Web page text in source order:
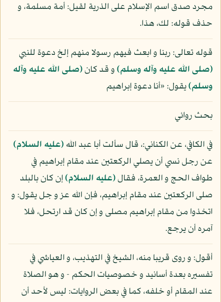
مجرد صدق اسم الإسلام على الذرية لقيل: أمة مسلمة، و
حذف قوله: لك، هذا.
قوله تعالى: ربنا و ابعث فيهم رسولا منهم إلخ دعوة للنبي
(صلى الله عليه وآله وسلم)و قد كان(صلى الله عليه وآله
وسلم)يقول: «أنا دعوة إبراهيم
بحث روائي
في الكافي، عن الكناني:، قال سألت أبا عبد الله(عليه السلام)
عن رجل نسي أن يصلي الركعتين عند مقام إبراهيم في
طواف الحج و العمرة، فقال(عليه السلام)إن كان بالبلد
صلى الركعتين عند مقام إبراهيم، فإن الله عز و جل يقول: و
اتخذوا من مقام إبراهيم مصلى و إن كان قد ارتحل، فلا
آمره أن يرجع.
أقول: و روى قريبا منه، الشيخ في التهذيب، و العياشي في
تفسيره بعدة أسانيد و خصوصيات الحكم - و هو الصلاة
عند المقام أو خلفه، كما في بعض الروايات: ليس لأحد أن